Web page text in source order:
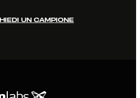
UN CAMPIONE